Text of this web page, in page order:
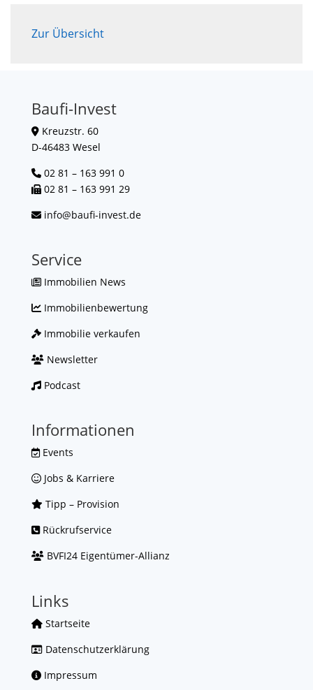
Zur Übersicht
Baufi-Invest
Kreuzstr. 60
D-46483 Wesel
02 81 – 163 991 0
02 81 – 163 991 29
info@baufi-invest.de
Service
Immobilien News
Immobilienbewertung
Immobilie verkaufen
Newsletter
Podcast
Informationen
Events
Jobs & Karriere
Tipp – Provision
Rückrufservice
BVFI24 Eigentümer-Allianz
Links
Startseite
Datenschutzerklärung
Impressum